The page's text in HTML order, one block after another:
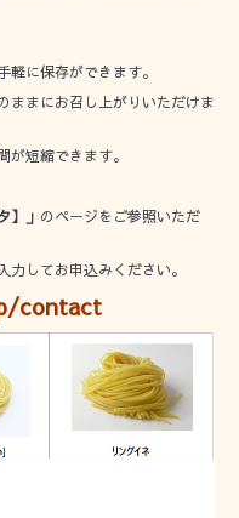
軽に保存ができます。
ままにお召し上がりいただけま
が短縮できます。
】」 のページをご参照いただ
してお申込みください。
contact